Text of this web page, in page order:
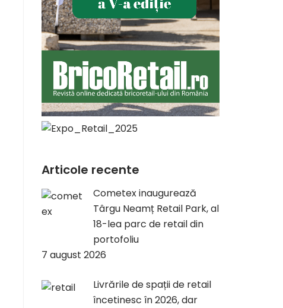
Articole recente
Cometex inaugurează
Târgu Neamț Retail Park, al
18-lea parc de retail din
portofoliu
7 august 2026
Livrările de spații de retail
încetinesc în 2026, dar